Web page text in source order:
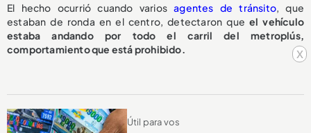
x
El hecho ocurrió cuando variosagentes de tránsito, que
estaban de ronda en el centro, detectaron que el vehículo
estaba andando por todo el carril del metroplús,
comportamiento que está prohibido.
Útil para vos